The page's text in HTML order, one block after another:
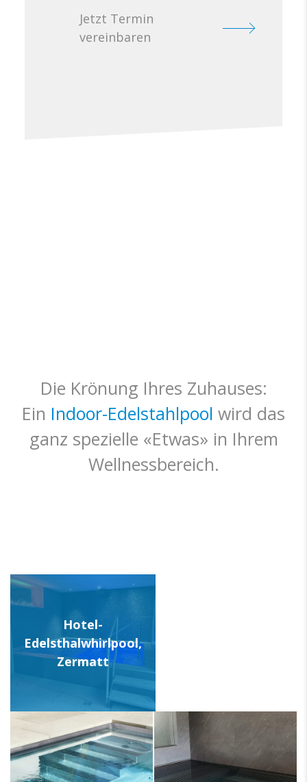
Jetzt Termin
vereinbaren
Die Krönung Ihres Zuhauses:
Ein Indoor-Edelstahlpool wird das
ganz spezielle «Etwas» in Ihrem
Wellnessbereich.
Hotel-
Edelsthalwhirlpool,
Zermatt